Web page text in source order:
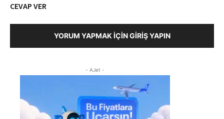
CEVAP VER
YORUM YAPMAK İÇIN GIRIŞ YAPIN
- AJet -